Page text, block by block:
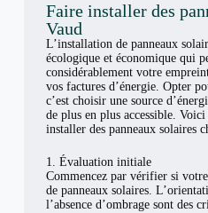
Faire installer des
Vaud
L’installation de panneaux
écologique et économique qui
considérablement votre
vos factures d’énergie. Opter
c’est choisir une source
de plus en plus accessible.
installer des panneaux solaires
1. Évaluation initiale
Commencez par vérifier si
de panneaux solaires.
l’absence d’ombrage sont des